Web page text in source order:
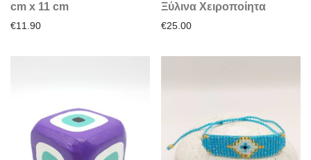
cm x 11 cm
€11.90
Ξύλινα Χειροποίητα
€25.00